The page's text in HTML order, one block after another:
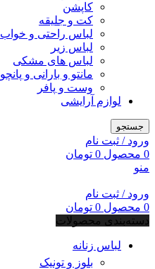
کاپشن
کت و جلیقه
لباس راحتی و خواب
لباس زیر
لباس های مشکی
مانتو و بارانی و پانچو
وست و پافر
لوازم آرایشی
جستجو
ورود / ثبت نام
0 محصول 0 تومان
منو
ورود / ثبت نام
0 محصول 0 تومان
دسته‌بندی محصولات
لباس زنانه
بلوز و تونیک